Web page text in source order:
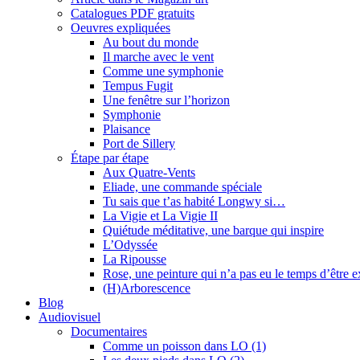
Catalogues PDF gratuits
Oeuvres expliquées
Au bout du monde
Il marche avec le vent
Comme une symphonie
Tempus Fugit
Une fenêtre sur l’horizon
Symphonie
Plaisance
Port de Sillery
Étape par étape
Aux Quatre-Vents
Eliade, une commande spéciale
Tu sais que t’as habité Longwy si…
La Vigie et La Vigie II
Quiétude méditative, une barque qui inspire
L’Odyssée
La Ripousse
Rose, une peinture qui n’a pas eu le temps d’être
(H)Arborescence
Blog
Audiovisuel
Documentaires
Comme un poisson dans LO (1)